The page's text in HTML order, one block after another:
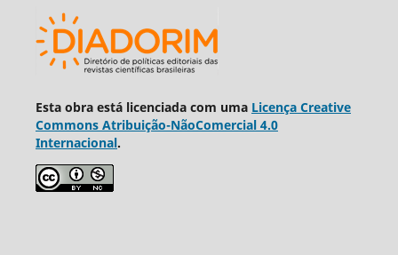
Esta obra está licenciada com uma Licença Creative
Commons Atribuição-NãoComercial 4.0
Internacional.